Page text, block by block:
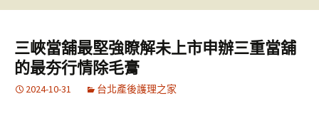
三峽當舖最堅強瞭解未上市申辦三重當舖
的最夯行情除毛膏
2024-10-31 台北產後護理之家